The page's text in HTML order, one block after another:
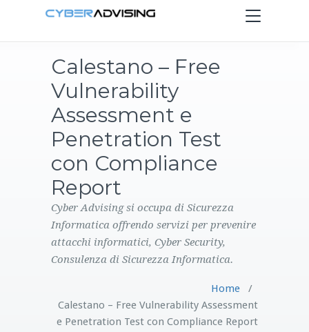
Toggle
navigation
PRODOTTI
CONTATTI
Calestano – Free
Vulnerability
Assessment e
Penetration Test
con Compliance
Report
Cyber Advising si occupa di Sicurezza
Informatica offrendo servizi per prevenire
attacchi informatici, Cyber Security,
Consulenza di Sicurezza Informatica.
Home/
Calestano – Free Vulnerability Assessment
e Penetration Test con Compliance Report